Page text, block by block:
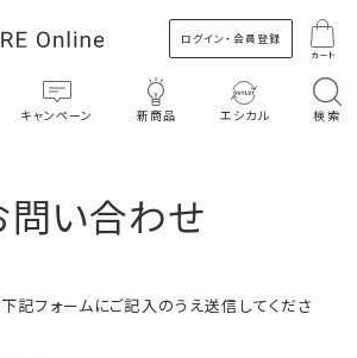
ログイン・会員登録
カート
キャンペーン 新商品 エシカル 検索
問い合わせ
記フォームにご記入のうえ送信してくださ